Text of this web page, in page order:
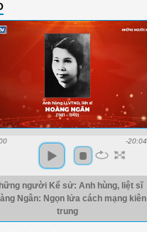
-20:04
người Kể sử: Anh hùng, liệt sĩ
Ngân: Ngọn lửa cách mạng kiên
trung